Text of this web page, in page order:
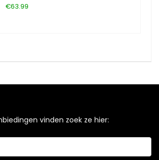
€63.99
vinden zoek ze hier: